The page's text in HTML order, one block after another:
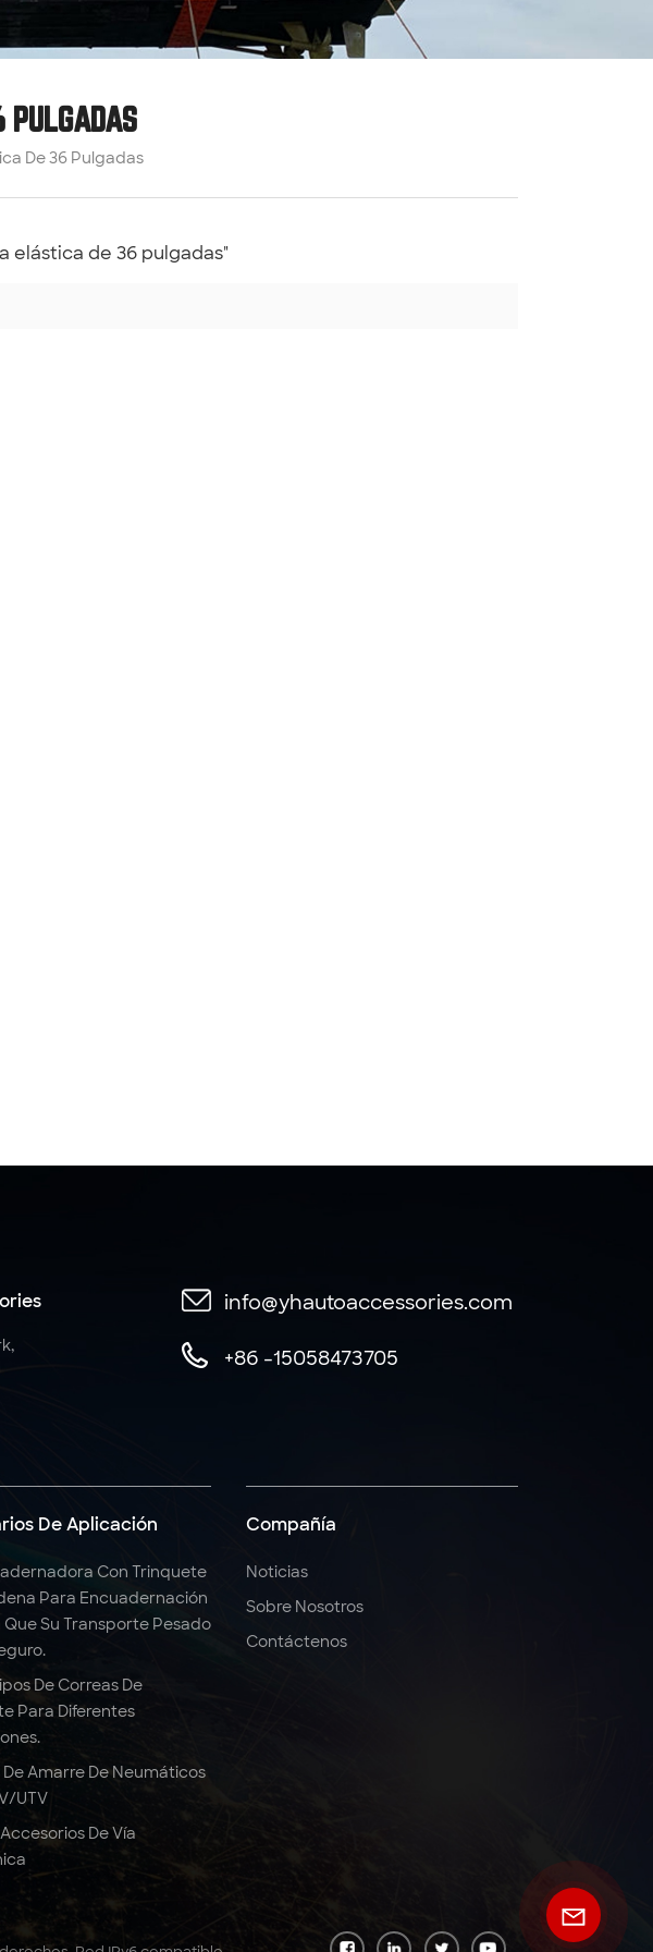
De 36 Pulgadas
elástica de 36 pulgadas"
info@yhautoaccessories.com
+86 -15058473705
De Aplicación
Con Trinquete
Para Encuadernación
Que Su Transporte Pesado
De Correas De
Para Diferentes
De Amarre De Neumáticos
UTV
De Vía
Compañía
Noticias
Sobre Nosotros
Contáctenos